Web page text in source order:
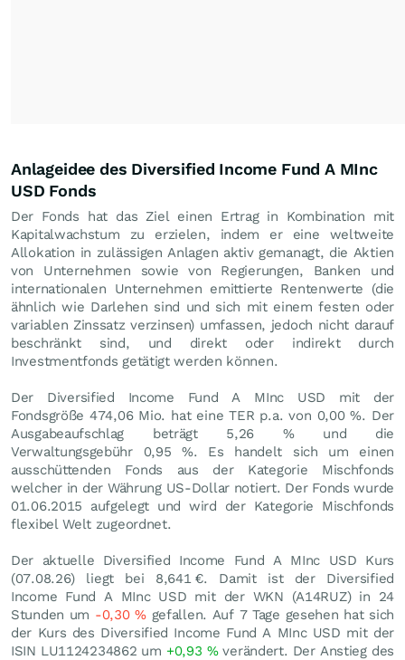
Anlageidee des Diversified Income Fund A MInc
USD Fonds
Der Fonds hat das Ziel einen Ertrag in Kombination mit
Kapitalwachstum zu erzielen, indem er eine weltweite
Allokation in zulässigen Anlagen aktiv gemanagt, die Aktien
von Unternehmen sowie von Regierungen, Banken und
internationalen Unternehmen emittierte Rentenwerte (die
ähnlich wie Darlehen sind und sich mit einem festen oder
variablen Zinssatz verzinsen) umfassen, jedoch nicht darauf
beschränkt sind, und direkt oder indirekt durch
Investmentfonds getätigt werden können.
Der Diversified Income Fund A MInc USD mit der
Fondsgröße 474,06 Mio. hat eine TER p.a. von 0,00 %. Der
Ausgabeaufschlag beträgt 5,26 % und die
Verwaltungsgebühr 0,95 %. Es handelt sich um einen
ausschüttenden Fonds aus der Kategorie Mischfonds
welcher in der Währung US-Dollar notiert. Der Fonds wurde
01.06.2015 aufgelegt und wird der Kategorie Mischfonds
flexibel Welt zugeordnet.
Der aktuelle Diversified Income Fund A MInc USD Kurs
(07.08.26) liegt bei 8,641 €. Damit ist der Diversified
Income Fund A MInc USD mit der WKN (A14RUZ) in 24
Stunden um -0,30%gefallen. Auf 7 Tage gesehen hat sich
der Kurs des Diversified Income Fund A MInc USD mit der
ISIN LU1124234862 um +0,93 %verändert. Der Anstieg des